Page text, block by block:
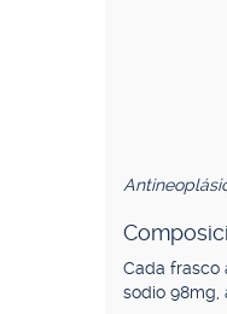
Cada frasco
sodio 98mg,